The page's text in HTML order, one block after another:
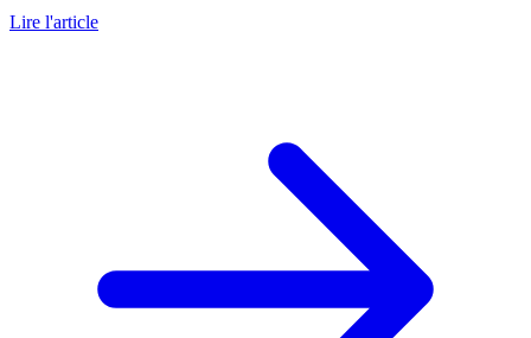
Lire l'article